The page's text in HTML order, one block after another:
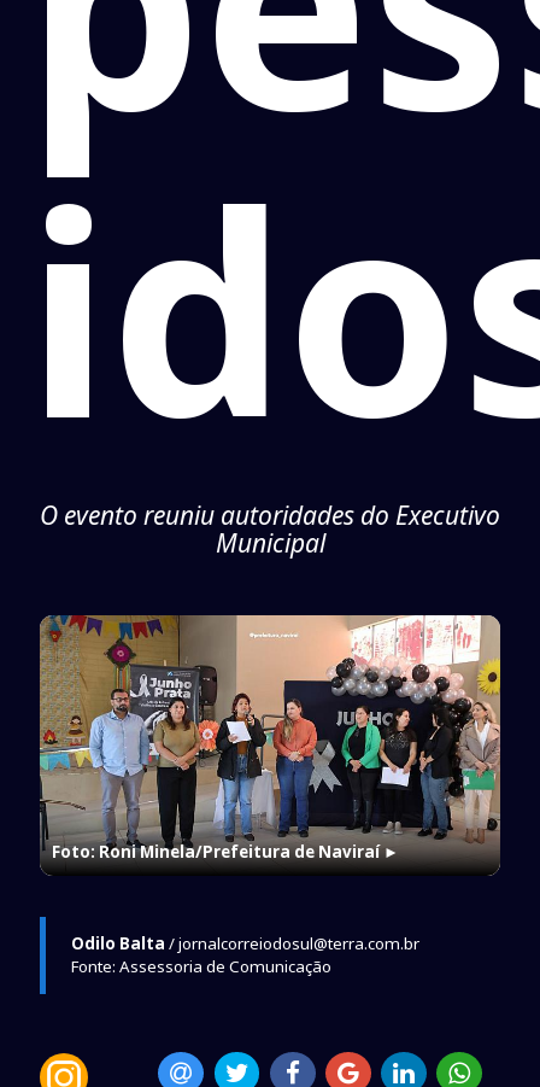
O evento reuniu autoridades do Executivo
Municipal
Foto: Roni Minela/Prefeitura de Naviraí►
Odilo Balta / jornalcorreiodosul@terra.com.br
Fonte: Assessoria de Comunicação